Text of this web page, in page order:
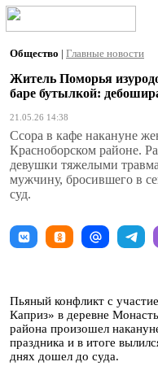
Общество | Главные новости
Житель Поморья
баре бутылкой:
21.05.26 14:38
Ссора в кафе накануне
Красноборском районе.
девушки тяжелыми
мужчину, бросившего в
суд.
Пьяный конфликт с
Каприз» в деревне
района произошел
праздника и в итоге
днях дошел до суда.